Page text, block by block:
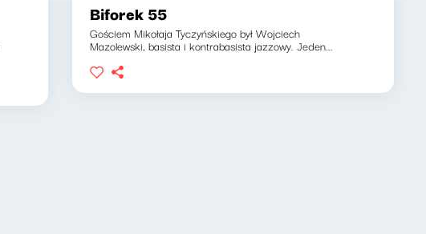
Biforek 55
Gościem Mikołaja Tyczyńskiego był Wojciech
Mazolewski, basista i kontrabasista jazzowy. Jeden...